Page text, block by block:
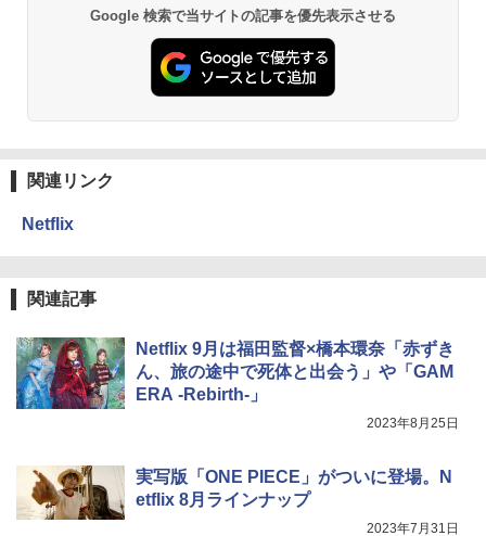
Google 検索で当サイトの記事を優先表示させる
関連リンク
Netflix
関連記事
Netflix 9月は福田監督×橋本環奈「赤ずき
ん、旅の途中で死体と出会う」や「GAM
ERA -Rebirth-」
2023年8月25日
実写版「ONE PIECE」がついに登場。N
etflix 8月ラインナップ
2023年7月31日